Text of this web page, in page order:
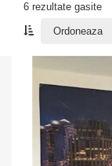
6 rezultate gasite
Ordoneaza
Ordoneaza